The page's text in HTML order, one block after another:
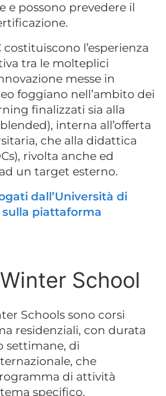
e possono prevedere il
costituiscono l’esperienza
tra le molteplici
messe in
foggiano nell’ambito dei
finalizzati sia alla
interna all’offerta
che alla didattica
rivolta anche ed
un target esterno.
dall’Università di
piattaforma
School
Schools sono corsi
residenziali, con durata
settimane, di
che
di attività
specifico.